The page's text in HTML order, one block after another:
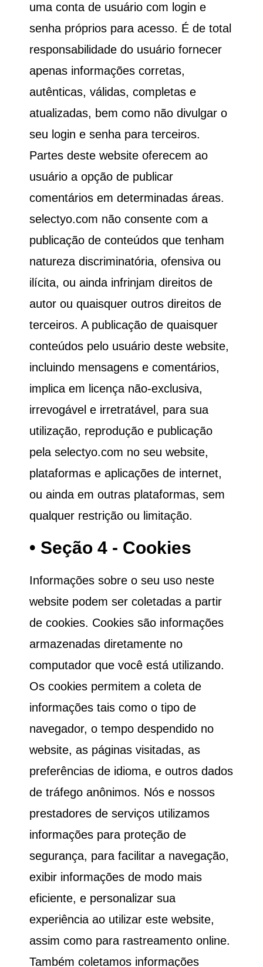
uma conta de usuário com login e
senha próprios para acesso. É de total
responsabilidade do usuário fornecer
apenas informações corretas,
autênticas, válidas, completas e
atualizadas, bem como não divulgar o
seu login e senha para terceiros.
Partes deste website oferecem ao
usuário a opção de publicar
comentários em determinadas áreas.
selectyo.com não consente com a
publicação de conteúdos que tenham
natureza discriminatória, ofensiva ou
ilícita, ou ainda infrinjam direitos de
autor ou quaisquer outros direitos de
terceiros. A publicação de quaisquer
conteúdos pelo usuário deste website,
incluindo mensagens e comentários,
implica em licença não-exclusiva,
irrevogável e irretratável, para sua
utilização, reprodução e publicação
pela selectyo.com no seu website,
plataformas e aplicações de internet,
ou ainda em outras plataformas, sem
qualquer restrição ou limitação.
• Seção 4 - Cookies
Informações sobre o seu uso neste
website podem ser coletadas a partir
de cookies. Cookies são informações
armazenadas diretamente no
computador que você está utilizando.
Os cookies permitem a coleta de
informações tais como o tipo de
navegador, o tempo despendido no
website, as páginas visitadas, as
preferências de idioma, e outros dados
de tráfego anônimos. Nós e nossos
prestadores de serviços utilizamos
informações para proteção de
segurança, para facilitar a navegação,
exibir informações de modo mais
eficiente, e personalizar sua
experiência ao utilizar este website,
assim como para rastreamento online.
Também coletamos informações